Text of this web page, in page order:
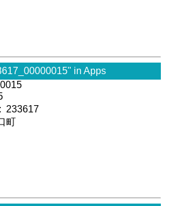
in Apps
: 233617
町